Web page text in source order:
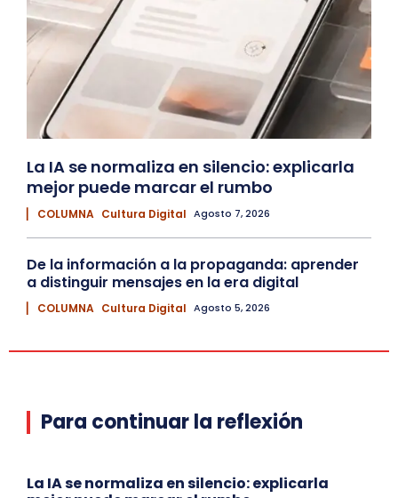
La IA se normaliza en silencio: explicarla
mejor puede marcar el rumbo
▏ COLUMNA Cultura Digital Agosto 7, 2026
De la información a la propaganda: aprender
a distinguir mensajes en la era digital
▏ COLUMNA Cultura Digital Agosto 5, 2026
Para continuar la reflexión
La IA se normaliza en silencio: explicarla